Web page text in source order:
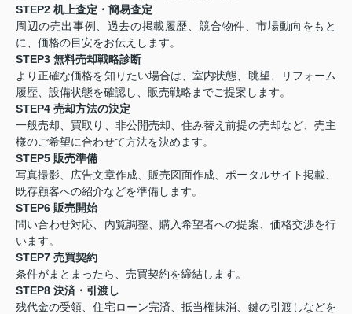
STEP2 机上査定・簡易査定
周辺の売出事例、過去の掲載履歴、競合物件、市場動向をもと
に、価格の目安をお伝えします。
STEP3 無料売却戦略診断
より正確な価格を知りたい場合は、室内状態、眺望、リフォーム
履歴、設備状態を確認し、販売戦略までご提案します。
STEP4 売却方法の決定
一般売却、買取り、非公開売却、住み替え前提の売却など、売主
様のご希望に合わせて方法を決めます。
STEP5 販売準備
写真撮影、広告文章作成、販売図面作成、ポータルサイト掲載、
既存顧客への紹介などを準備します。
STEP6 販売開始
問い合わせ対応、内覧調整、購入希望者への提案、価格交渉を行
います。
STEP7 売買契約
条件がまとまったら、売買契約を締結します。
STEP8 決済・引渡し
残代金の受領、住宅ローン完済、抵当権抹消、鍵の引渡しなどを